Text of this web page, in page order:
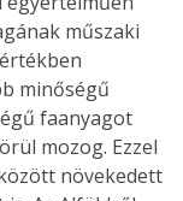
műszaki
minőségű
faanyagot
mozog. Ezzel
növekedett